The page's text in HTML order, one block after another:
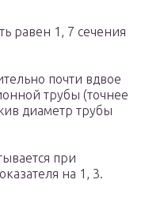
равен 1, 7 сечения
почти вдвое
трубы (точнее
диаметр трубы
при
на 1, 3.